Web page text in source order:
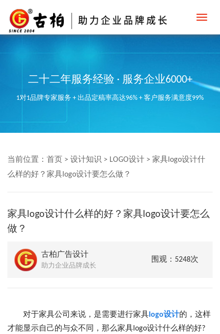
二十二年服务经验 · 服务企业6000+
1对1品牌专家服务 + 出品定稿率高达96% + 客户服务满意度99%
当前位置： 首页 > 设计知识 > LOGO设计 > 家具logo设计什
么样的好？家具logo设计要怎么做？
家具logo设计什么样的好？家具logo设计要怎么
做？
古柏广告设计
助力企业品牌成长
围观：5248次
对于家具公司来说，是需要进行家具 logo设计的，这样
才能显示自己的与众不同，那么家具logo设计什么样的好?